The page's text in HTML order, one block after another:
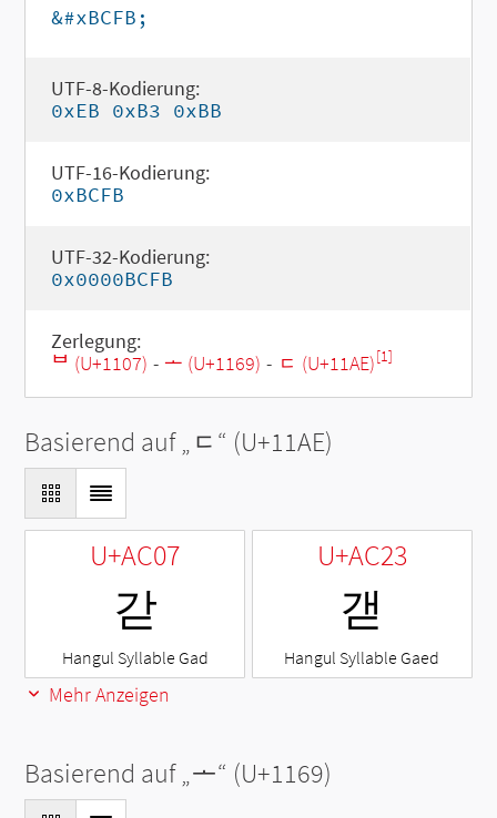
&#xBCFB;
UTF-8-Kodierung:
0xEB 0xB3 0xBB
UTF-16-Kodierung:
0xBCFB
UTF-32-Kodierung:
0x0000BCFB
Zerlegung:
ᄇ (U+1107) - ᅩ (U+1169) - ᆮ (U+11AE)[1]
Basierend auf „ᆮ“ (U+11AE)
U+AC07
갇
Hangul Syllable Gad
U+AC23
갣
Hangul Syllable Gaed
Mehr Anzeigen
Basierend auf „ᅩ“ (U+1169)